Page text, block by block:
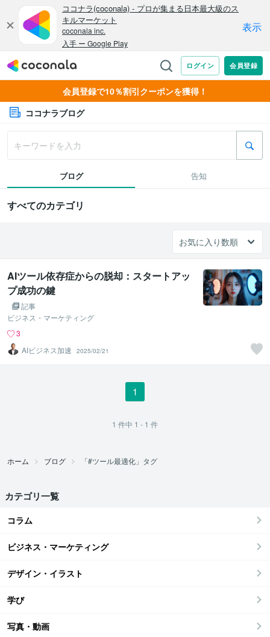
会員登録で10％割引クーポンを獲得！
ココナラブログ
ブログ 告知
すべてのカテゴリ
AIツール依存症からの脱却：スタートアッ
プ成功の鍵
記事
ビジネス・マーケティング
3
AIビジネス加速
2025/02/21
1
1 件中 1 - 1 件
ホーム ブログ 「#ツール最適化」タグ
カテゴリ一覧
コラム
ビジネス・マーケティング
デザイン・イラスト
学び
写真・動画